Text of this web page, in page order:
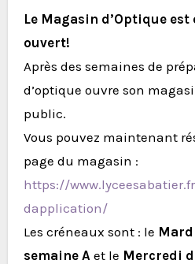
Le Magasin d’Optique est officiellement
ouvert!
Après des semaines de
d’optique ouvre son
public.
Vous pouvez maintenant
page du magasin :
https://
dapplication/
Les créneaux sont : le
semaine A et le Mercredi